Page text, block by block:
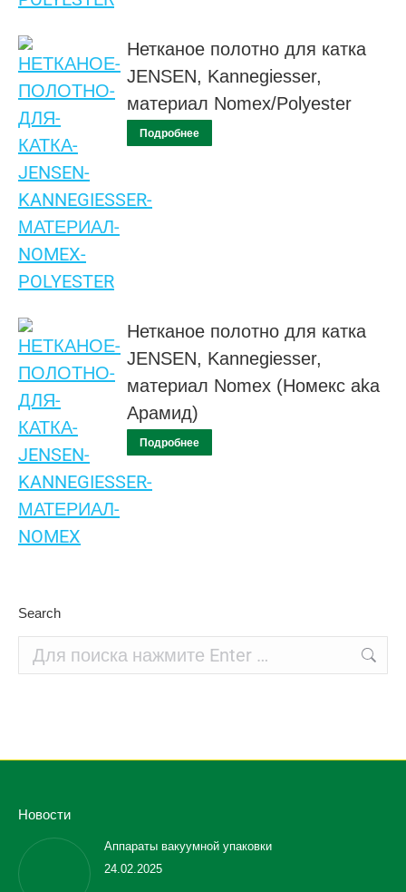
Нетканое полотно для катка
JENSEN, Kannegiesser,
материал Nomex/Polyester
Подробнее
Нетканое полотно для катка
JENSEN, Kannegiesser,
материал Nomex (Номекс aka
Арамид)
Подробнее
Search
Новости
Аппараты вакуумной упаковки
24.02.2025